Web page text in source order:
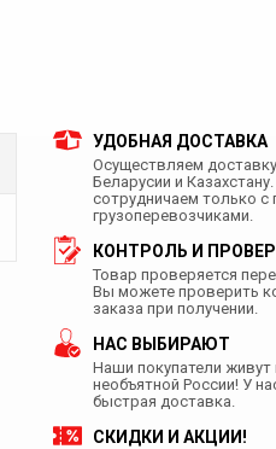
УДОБНАЯ ДОСТАВКА
Осуществляем
Беларусии и
сотрудничаем только
грузоперевозчиками.
КОНТРОЛЬ И
Товар проверяется
Вы можете проверить
заказа при получении.
НАС ВЫБИРАЮТ
Наши покупатели живут
необъятной России! У
быстрая доставка.
СКИДКИ И АКЦИИ!